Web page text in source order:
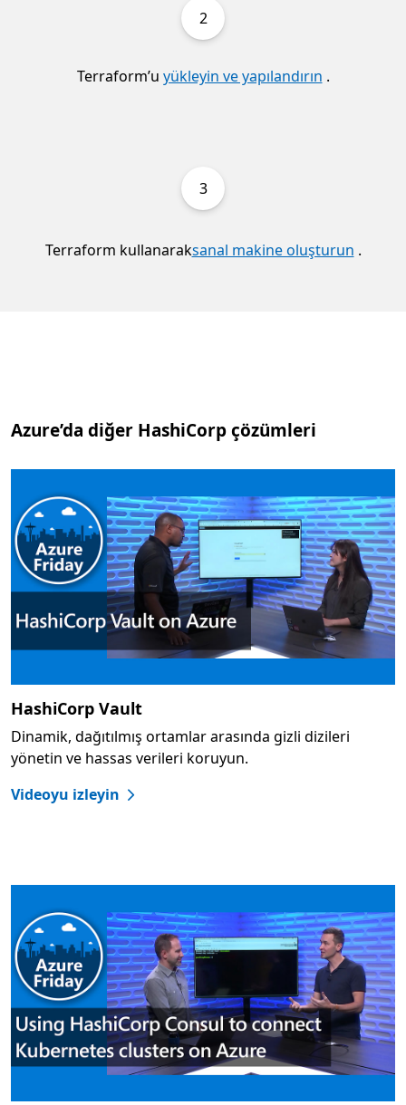
2
Terraform’u yükleyin ve yapılandırın .
3
Terraform kullanaraksanal makine oluşturun .
Azure’da diğer HashiCorp çözümleri
HashiCorp Vault
Dinamik, dağıtılmış ortamlar arasında gizli dizileri
yönetin ve hassas verileri koruyun.
Videoyu izleyin